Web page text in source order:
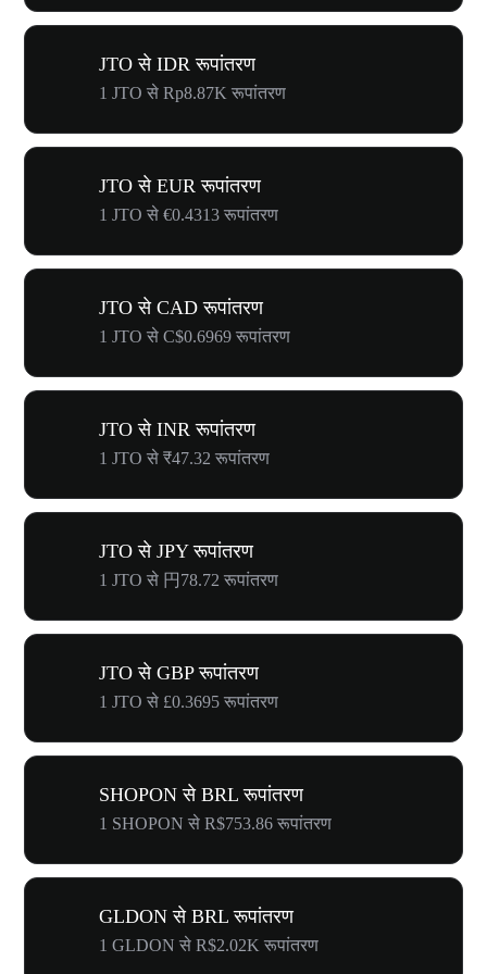
JTO से IDR रूपांतरण
1 JTO से Rp8.87K रूपांतरण
JTO से EUR रूपांतरण
1 JTO से €0.4313 रूपांतरण
JTO से CAD रूपांतरण
1 JTO से C$0.6969 रूपांतरण
JTO से INR रूपांतरण
1 JTO से ₹47.32 रूपांतरण
JTO से JPY रूपांतरण
1 JTO से 円78.72 रूपांतरण
JTO से GBP रूपांतरण
1 JTO से £0.3695 रूपांतरण
SHOPON से BRL रूपांतरण
1 SHOPON से R$753.86 रूपांतरण
GLDON से BRL रूपांतरण
1 GLDON से R$2.02K रूपांतरण